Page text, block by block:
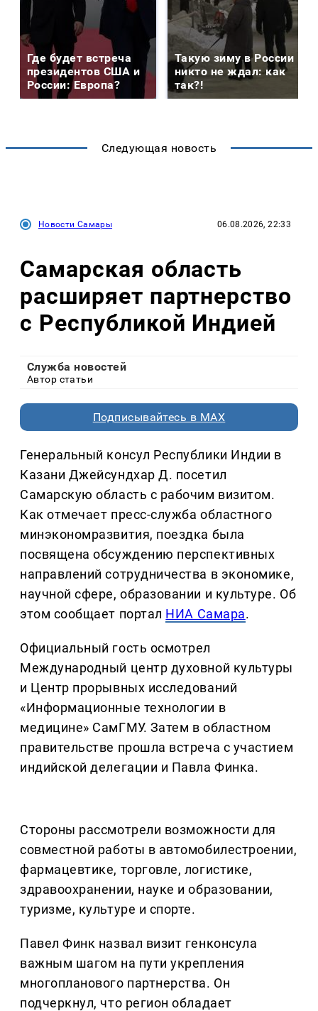
Где будет встреча
президентов США и
России: Европа?
Такую зиму в России
никто не ждал: как
так?!
Следующая новость
Новости Самары 06.08.2026, 22:33
Самарская область
расширяет партнерство
с Республикой Индией
Служба новостей
Автор статьи
Подписывайтесь в MAX
Генеральный консул Республики Индии в
Казани Джейсундхар Д. посетил
Самарскую область с рабочим визитом.
Как отмечает пресс-служба областного
минэкономразвития, поездка была
посвящена обсуждению перспективных
направлений сотрудничества в экономике,
научной сфере, образовании и культуре. Об
этом сообщает портал НИА Самара.
Официальный гость осмотрел
Международный центр духовной культуры
и Центр прорывных исследований
«Информационные технологии в
медицине» СамГМУ. Затем в областном
правительстве прошла встреча с участием
индийской делегации и Павла Финка.
Стороны рассмотрели возможности для
совместной работы в автомобилестроении,
фармацевтике, торговле, логистике,
здравоохранении, науке и образовании,
туризме, культуре и спорте.
Павел Финк назвал визит генконсула
важным шагом на пути укрепления
многопланового партнерства. Он
подчеркнул, что регион обладает